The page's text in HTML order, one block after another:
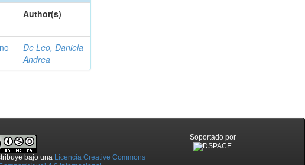
Author(s)
De Leo, Daniela
Andrea
bajo una Licencia Creative Commons
Soportado por